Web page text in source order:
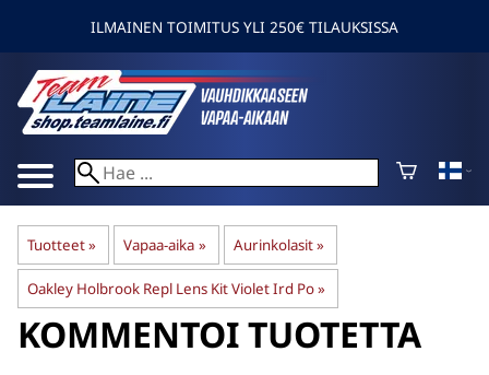
ILMAINEN TOIMITUS YLI 250€ TILAUKSISSA
Tuotteet‪» Vapaa-aika ‪» Aurinkolasit‪»
Oakley Holbrook Repl Lens Kit Violet Ird Po‪»
KOMMENTOI TUOTETTA